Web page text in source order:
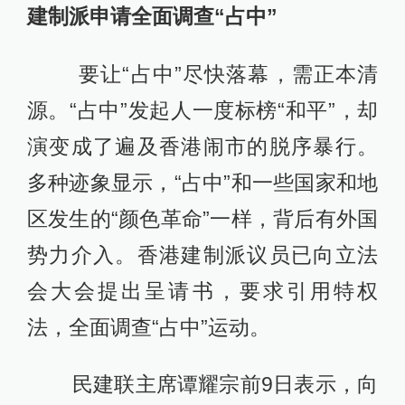
建制派申请全面调查“占中”
要让“占中”尽快落幕，需正本清
源。“占中”发起人一度标榜“和平”，却
演变成了遍及香港闹市的脱序暴行。
多种迹象显示，“占中”和一些国家和地
区发生的“颜色革命”一样，背后有外国
势力介入。香港建制派议员已向立法
会大会提出呈请书，要求引用特权
法，全面调查“占中”运动。
民建联主席谭耀宗前9日表示，向